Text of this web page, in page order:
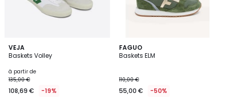
VEJA
Baskets Volley
à partir de
135,00 €
108,69 € -19%
3
/
FAGUO
Baskets ELM
110,00 €
55,00 € -50%